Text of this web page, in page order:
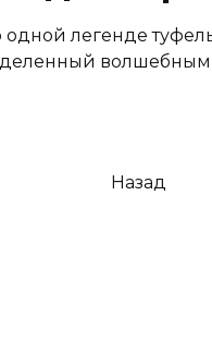
одной легенде
Назад